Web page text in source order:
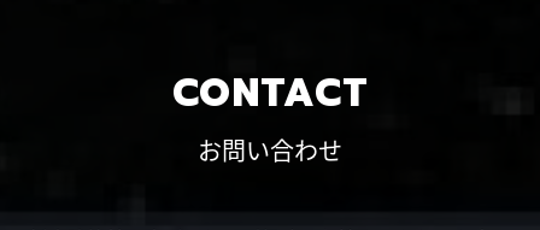
CONTACT
お問い合わせ